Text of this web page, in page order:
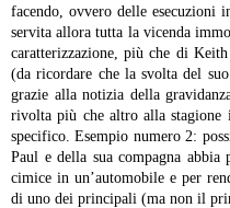
facendo, ovvero delle esecuzioni
servita allora tutta la vicenda
caratterizzazione, più che di
(da ricordare che la svolta del
grazie alla notizia della
rivolta più che altro alla stagione
specifico. Esempio numero 2:
Paul e della sua compagna
cimice in un’automobile e per
di uno dei principali (ma non il